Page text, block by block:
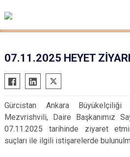
07.11.2025 HEYET
Gürcistan Ankara
Mezvrishvili, Daire Başkanımız
07.11.2025 tarihinde ziyaret
suçları ile ilgili istişarelerde